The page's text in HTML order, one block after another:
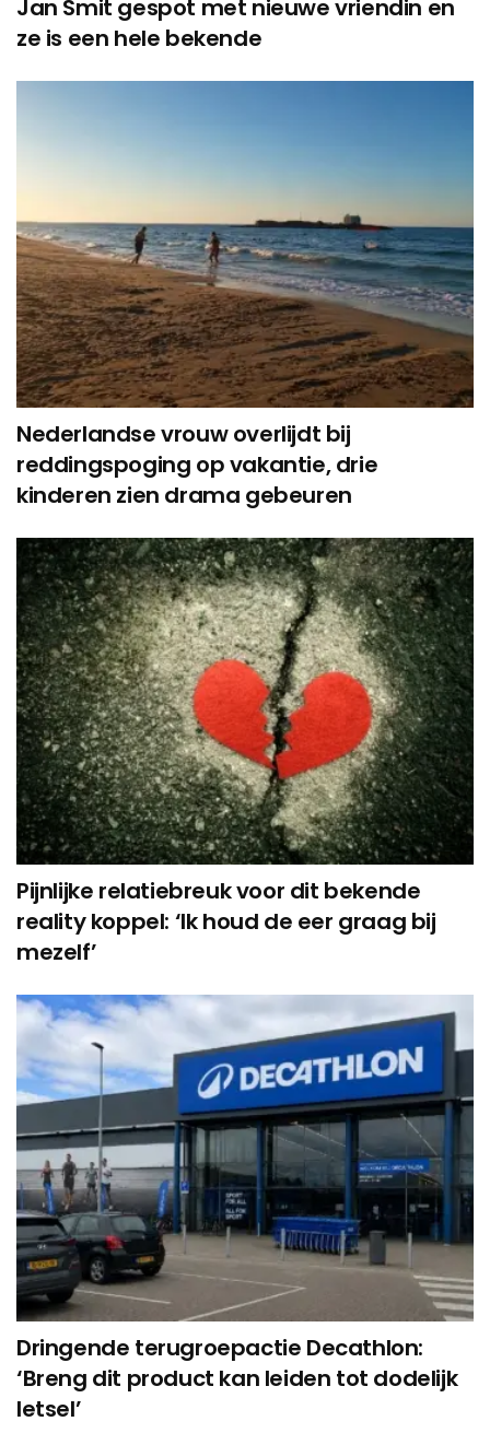
Jan Smit gespot met nieuwe vriendin en
ze is een hele bekende
Nederlandse vrouw overlijdt bij
reddingspoging op vakantie, drie
kinderen zien drama gebeuren
Pijnlijke relatiebreuk voor dit bekende
reality koppel: ‘Ik houd de eer graag bij
mezelf’
Dringende terugroepactie Decathlon:
‘Breng dit product kan leiden tot dodelijk
letsel’